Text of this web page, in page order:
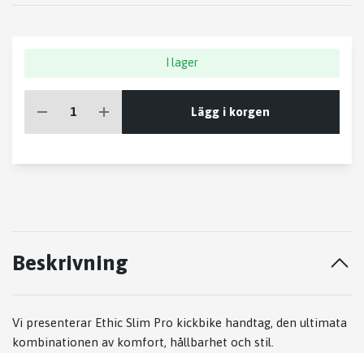
I lager
Lägg i korgen
Beskrivning
Vi presenterar Ethic Slim Pro kickbike handtag, den ultimata
kombinationen av komfort, hållbarhet och stil.